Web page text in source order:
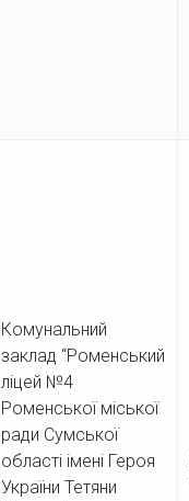
Комунальний
заклад “Роменський
ліцей №4
Роменської міської
ради Сумської
області імені Героя
України Тетяни